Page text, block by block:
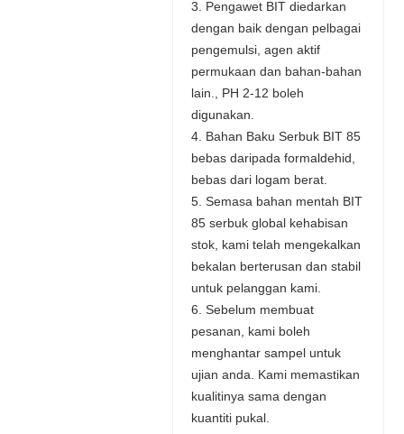
3. Pengawet BIT diedarkan
dengan baik dengan pelbagai
pengemulsi, agen aktif
permukaan dan bahan-bahan
lain., PH 2-12 boleh
digunakan.
4. Bahan Baku Serbuk BIT 85
bebas daripada formaldehid,
bebas dari logam berat.
5. Semasa bahan mentah BIT
85 serbuk global kehabisan
stok, kami telah mengekalkan
bekalan berterusan dan stabil
untuk pelanggan kami.
6. Sebelum membuat
pesanan, kami boleh
menghantar sampel untuk
ujian anda. Kami memastikan
kualitinya sama dengan
kuantiti pukal.